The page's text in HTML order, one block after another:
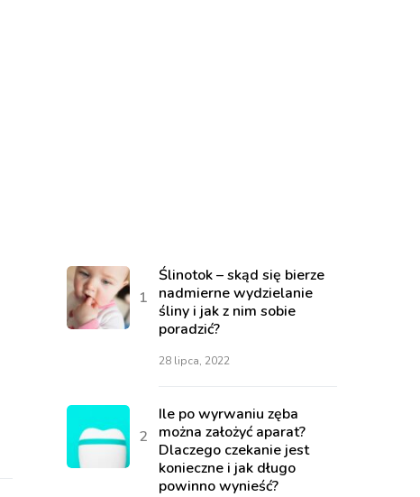
Ślinotok – skąd się bierze
nadmierne wydzielanie
śliny i jak z nim sobie
poradzić?
28 lipca, 2022
Ile po wyrwaniu zęba
można założyć aparat?
Dlaczego czekanie jest
konieczne i jak długo
powinno wynieść?